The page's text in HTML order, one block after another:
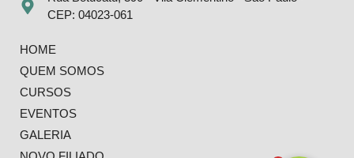
CEP: 04023-061
HOME
QUEM SOMOS
CURSOS
EVENTOS
GALERIA